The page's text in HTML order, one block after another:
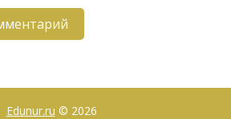
Edunur.ru © 2026